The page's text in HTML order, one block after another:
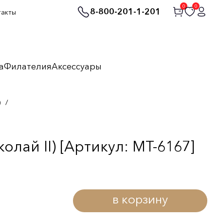
8-800-201-1-201
0 0
ФилателияАксессуары
/
II) [Артикул: MT-6167]
в корзину